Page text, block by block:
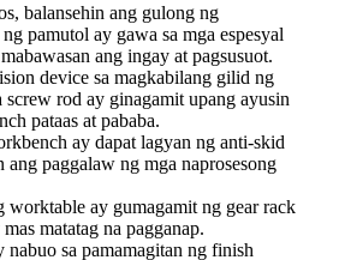
balansehin ang gulong ng
pamutol ay gawa sa mga espesyal
ang ingay at pagsusuot.
device sa magkabilang gilid ng
rod ay ginagamit upang ayusin
pataas at pababa.
ay dapat lagyan ng anti-skid
ang paggalaw ng mga naprosesong
worktable ay gumagamit ng gear rack
matatag na pagganap.
nabuo sa pamamagitan ng finish